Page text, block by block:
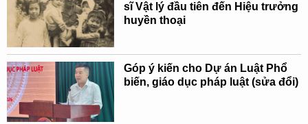
sĩ Vật lý đầu tiên đến Hiệu trưởng
huyền thoại
Góp ý kiến cho Dự án Luật Phổ
biến, giáo dục pháp luật (sửa đổi)